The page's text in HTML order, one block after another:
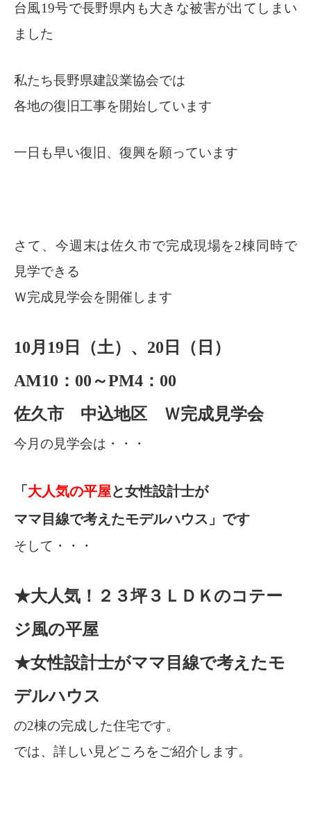
台風19号で長野県内も大きな被害が出てしまい
ました
私たち長野県建設業協会では
各地の復旧工事を開始しています
一日も早い復旧、復興を願っています
さて、今週末は佐久市で完成現場を2棟同時で
見学できる
Ｗ完成見学会を開催します
10月19日（土）、20日（日）
AM10：00～PM4：00
佐久市 中込地区 Ｗ完成見学会
今月の見学会は・・・
「 大人気の平屋と女性設計士が
ママ目線で考えたモデルハウス」です
そして・・・
★大人気！２３坪３ＬＤＫのコテー
ジ風の平屋
★女性設計士がママ目線で考えたモ
デルハウス
の2棟の完成した住宅です。
では、詳しい見どころをご紹介します。